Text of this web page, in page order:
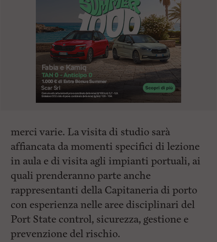
merci varie. La visita di studio sarà
affiancata da momenti specifici di lezione
in aula e di visita agli impianti portuali, ai
quali prenderanno parte anche
rappresentanti della Capitaneria di porto
con esperienza nelle aree disciplinari del
Port State control, sicurezza, gestione e
prevenzione del rischio.